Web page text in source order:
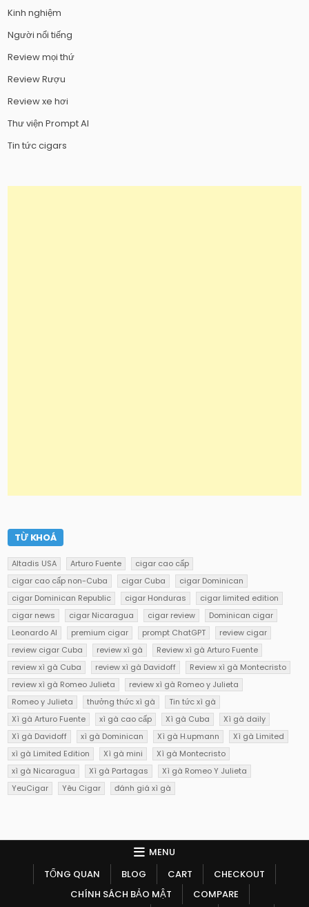
Kinh nghiệm
Người nổi tiếng
Review mọi thứ
Review Rượu
Review xe hơi
Thư viện Prompt AI
Tin tức cigars
TỪ KHOÁ
Altadis USA Arturo Fuente
cigar cao cấp
cigar cao cấp non-Cuba
cigar Cuba
cigar Dominican
cigar Dominican Republic
cigar Honduras
cigar limited edition
cigar news
cigar Nicaragua cigar review
Dominican cigar
Leonardo AI
premium cigar prompt ChatGPT
review cigar
review cigar Cuba
review xì gà
Review xì gà Arturo Fuente
review xì gà Cuba
review xì gà Davidoff
Review xì gà Montecristo
review xì gà Romeo Julieta
review xì gà Romeo y Julieta
Romeo y Julieta
thưởng thức xì gà
Tin tức xì gà
Xì gà Arturo Fuente
xì gà cao cấp Xì gà Cuba
Xì gà daily
Xì gà Davidoff
xì gà Dominican Xì gà H.upmann
Xì gà Limited
xì gà Limited Edition
Xì gà mini
Xì gà Montecristo
xì gà Nicaragua
Xì gà Partagas
Xì gà Romeo Y Julieta
YeuCigar
Yêu Cigar đánh giá xì gà
MENU
TỔNG QUAN
BLOG CART
CHECKOUT
CHÍNH SÁCH BẢO MẬT
COMPARE